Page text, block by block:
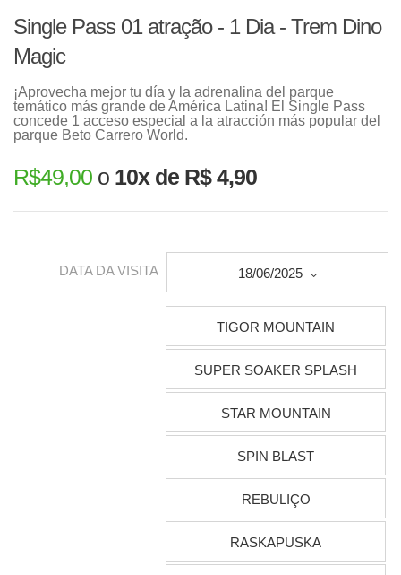
Single Pass 01 atração - 1 Dia - Trem Dino
Magic
¡Aprovecha mejor tu día y la adrenalina del parque
temático más grande de América Latina! El Single Pass
concede 1 acceso especial a la atracción más popular del
parque Beto Carrero World.
R$49,00 o 10x de R$ 4,90
DATA DA VISITA 18/06/2025
TIGOR MOUNTAIN
SUPER SOAKER SPLASH
STAR MOUNTAIN
SPIN BLAST
REBULIÇO
RASKAPUSKA